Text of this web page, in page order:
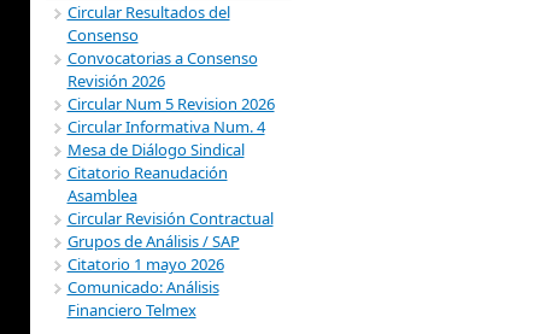
Circular Resultados del
Consenso
Convocatorias a Consenso
Revisión 2026
Circular Num 5 Revision 2026
Circular Informativa Num. 4
Mesa de Diálogo Sindical
Citatorio Reanudación
Asamblea
Circular Revisión Contractual
Grupos de Análisis / SAP
Citatorio 1 mayo 2026
Comunicado: Análisis
Financiero Telmex